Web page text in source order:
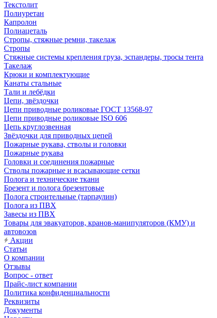
Текстолит
Полиуретан
Капролон
Полиацеталь
Стропы, стяжные ремни, такелаж
Стропы
Стяжные системы крепления груза, эспандеры, тросы тента
Такелаж
Крюки и комплектующие
Канаты стальные
Тали и лебёдки
Цепи, звёздочки
Цепи приводные роликовые ГОСТ 13568-97
Цепи приводные роликовые ISO 606
Цепь круглозвенная
Звёздочки для приводных цепей
Пожарные рукава, стволы и головки
Пожарные рукава
Головки и соединения пожарные
Стволы пожарные и всасывающие сетки
Полога и технические ткани
Брезент и полога брезентовые
Полога строительные (тарпаулин)
Полога из ПВХ
Завесы из ПВХ
Товары для эвакуаторов, кранов-манипуляторов (КМУ) и
автовозов
Акции
Статьи
О компании
Отзывы
Вопрос - ответ
Прайс-лист компании
Политика конфиденциальности
Реквизиты
Документы